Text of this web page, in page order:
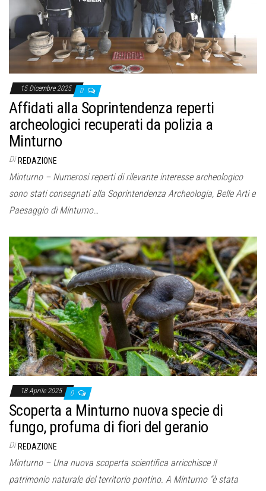
15 Dicembre 2025 0
Affidati alla Soprintendenza reperti
archeologici recuperati da polizia a
Minturno
Di REDAZIONE
Minturno – Numerosi reperti di rilevante interesse archeologico
sono stati consegnati alla Soprintendenza Archeologia, Belle Arti e
Paesaggio di Minturno…
18 Aprile 2025 0
Scoperta a Minturno nuova specie di
fungo, profuma di fiori del geranio
Di REDAZIONE
Minturno – Una nuova scoperta scientifica arricchisce il
patrimonio naturale del territorio pontino. A Minturno “è stata